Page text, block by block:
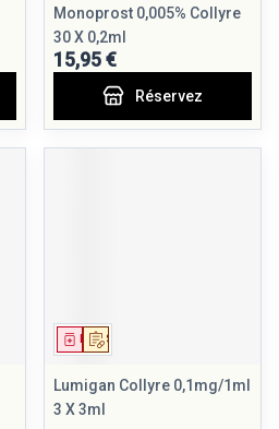
Monoprost 0,005% Collyre
30 X 0,2ml
15,95 €
Réservez
Sur prescription
Médicament
Lumigan Collyre 0,1mg/1ml
3 X 3ml